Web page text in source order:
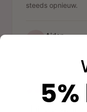
steeds opnieuw.
Aidan